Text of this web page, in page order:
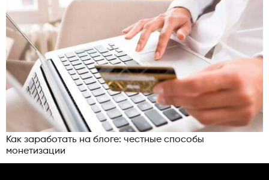
Как заработать на блоге: честные способы
монетизации